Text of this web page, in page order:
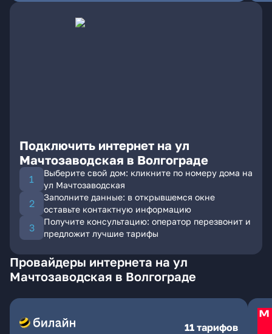
Подключить интернет на ул
Мачтозаводская в Волгограде
Выберите свой дом: кликните по номеру дома на
ул Мачтозаводская
Заполните данные: в открывшемся окне
оставьте контактную информацию
Получите консультацию: оператор перезвонит и
предложит лучшие тарифы
Провайдеры интернета на ул
Мачтозаводская в Волгограде
11 тарифов